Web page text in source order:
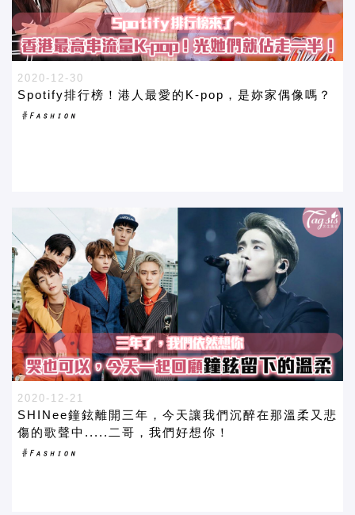
2020-12-30
Spotify排行榜！港人最愛的K-pop，是妳家偶像嗎？
2020-12-21
SHINee鐘鉉離開三年，今天讓我們沉醉在那溫柔又悲
傷的歌聲中.....二哥，我們好想你！